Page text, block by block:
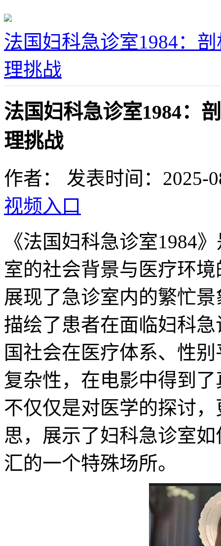
法国妇科急诊室1984：
理挑战
法国妇科急诊室1984：
理挑战
作者：
发表时间：2025-
视频入口
《法国妇科急诊室1984
室的社会背景与医疗环
展现了急诊室内的繁忙
描绘了患者在面临妇科
国社会在医疗体系、性
复杂性，在电影中得到
不仅仅是对医学的探讨
思，展示了妇科急诊室
汇的一个特殊场所。